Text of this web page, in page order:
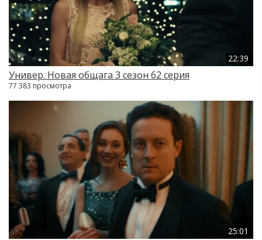
22:39
Универ. Новая общага 3 сезон 62 серия
77 383 просмотра
25:01